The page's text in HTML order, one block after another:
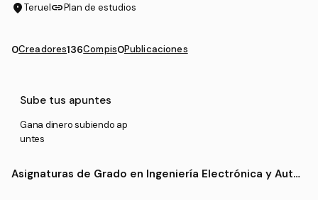
location_onTeruellinkPlan de estudios
0Creadores136Compis0Publicaciones
Sube tus apuntes
Gana dinero subiendo ap
untes
Asignaturas de Grado en Ingeniería Electrónica y Auto